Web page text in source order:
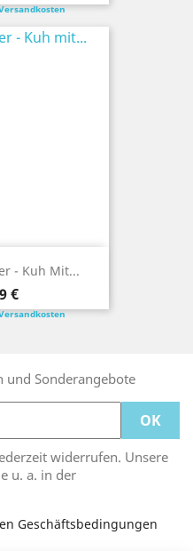
- Kuh Mit...
€
und Sonderangebote
widerrufen. Unsere
u. a. in der
Geschäftsbedingungen